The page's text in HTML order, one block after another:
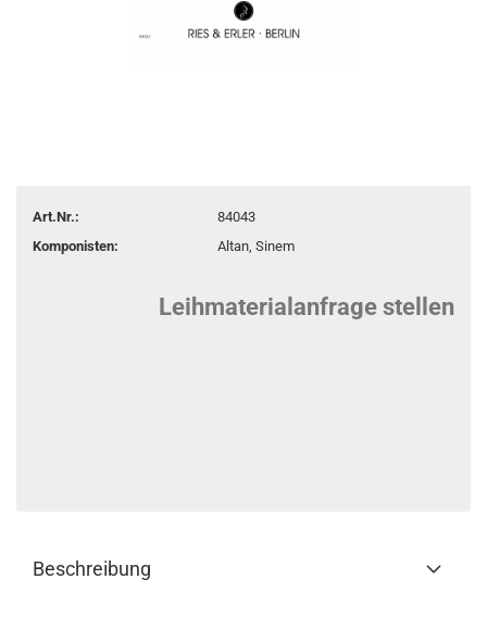
Art.Nr.:
84043
Komponisten:
Altan, Sinem
Leihmaterialanfrage stellen
Beschreibung